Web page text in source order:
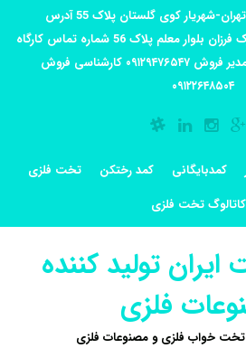
آدرس کارگاه تولیدی: تهران-شهریار کوی گلستان پلاک 55 آدرس
فروشگاه:تهران شهر قدس شهرک فرزان بلوار معلم پلاک 56 شماره تماس کارگاه
۰۲۱_۴۶۸۳۵۱۸۸ تماس با مدیر فروش ۰۹۱۲۹۴۷۶۵۴۷ کارشناسی فروش
۰۹۱۲۲۶۴۸۵۰۴
کمدبایگانی کمد رختکن
تخت فلزی
کاتالوگ تخت فلزی
تولید کننده
فلزی
تخت خواب فلزی و مصنوعات فلزی